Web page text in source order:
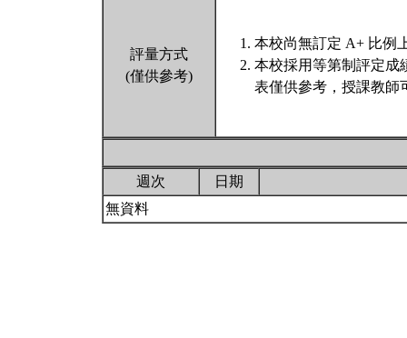
評量方式
(僅供參考)
本校尚無訂定 A+ 比例
本校採用等第制評定成
表僅供參考，授課教師
週次
日期
無資料